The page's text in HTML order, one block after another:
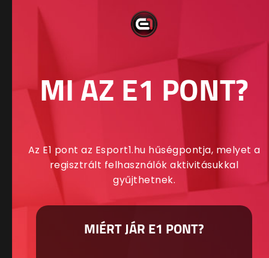
MI AZ E1 PONT?
Az E1 pont az Esport1.hu hűségpontja, melyet a
regisztrált felhasználók aktivitásukkal
gyűjthetnek.
MIÉRT JÁR E1 PONT?